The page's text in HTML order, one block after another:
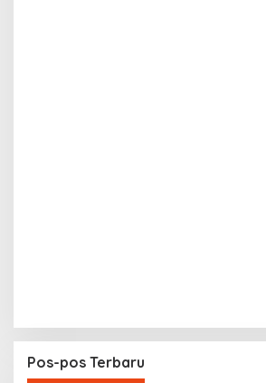
Pos-pos Terbaru